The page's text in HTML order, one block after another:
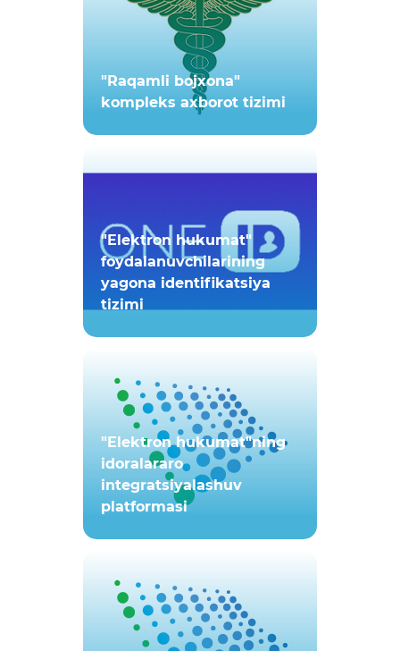
"Raqamli bojxona"
kompleks axborot tizimi
"Elektron hukumat"
foydalanuvchilarining
yagona identifikatsiya
tizimi
"Elektron hukumat"ning
idoralararo
integratsiyalashuv
platformasi